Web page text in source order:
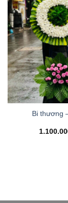
Bi thương